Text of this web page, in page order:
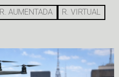
R. AUMENTADA R. VIRTUAL